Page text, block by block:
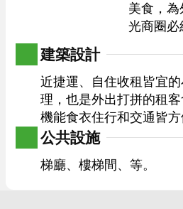
美食，
光商圈必
建築設計
近捷運、自住收租皆宜
理，也是外出打拼的租
機能食衣住行和交通皆
公共設施
梯廳、樓梯間、等。